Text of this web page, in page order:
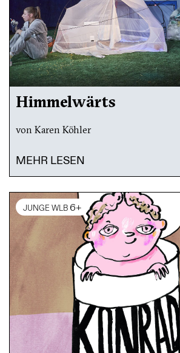
Himmelwärts
von Karen Köhler
MEHR LESEN
JUNGE WLB 6+